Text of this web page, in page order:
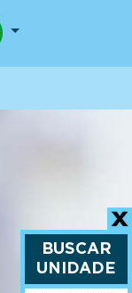
BUSCAR
UNIDADE